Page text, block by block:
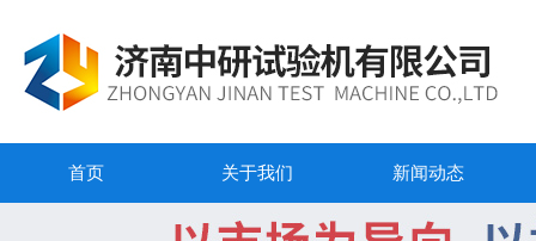
首页 关于我们 新闻动态